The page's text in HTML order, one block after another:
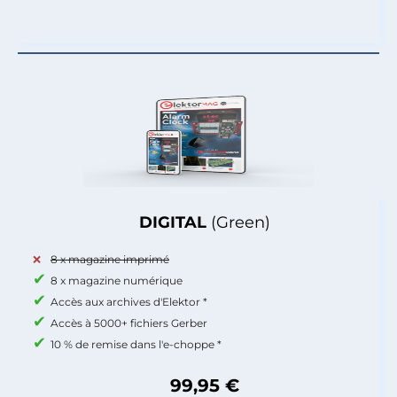
DIGITAL (Green)
8 x magazine imprimé
8 x magazine numérique
Accès aux archives d'Elektor *
Accès à 5000+ fichiers Gerber
10 % de remise dans l'e-choppe *
99,95 €